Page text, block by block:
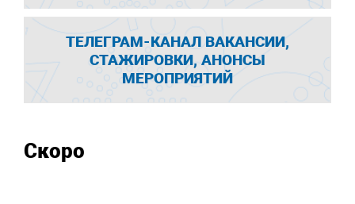
ТЕЛЕГРАМ-КАНАЛ ВАКАНСИИ,
СТАЖИРОВКИ, АНОНСЫ
МЕРОПРИЯТИЙ
Скоро